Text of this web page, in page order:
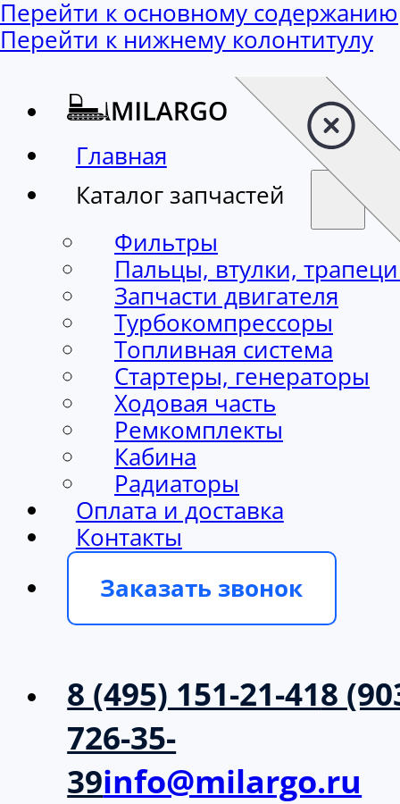
Перейти к основному содержанию
Перейти к нижнему колонтитулу
Главная
Каталог запчастей
Фильтры
Пальцы, втулки,
Запчасти двигателя
Турбокомпрессоры
Топливная система
Стартеры, генераторы
Ходовая часть
Ремкомплекты
Кабина
Радиаторы
Оплата и доставка
Контакты
Заказать звонок
8 (495) 151-21-418
726-35-
39info@milargo.ru